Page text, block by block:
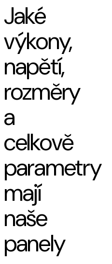
Jaké
výkony,
napětí,
rozměry
a
celkově
parametry
mají
naše
panely